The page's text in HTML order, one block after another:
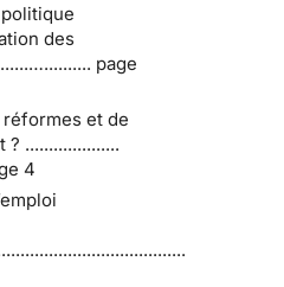
des
page
réformes et de
....................
4